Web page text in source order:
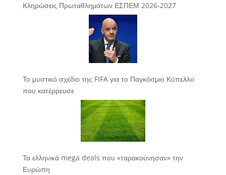
Κληρώσεις Πρωταθλημάτων ΕΣΠΕΜ 2026-2027
Το μυστικό σχέδιο της FIFA για το Παγκόσμιο Κύπελλο
που κατέρρευσε
Τα ελληνικά mega deals που «ταρακούνησαν» την
Ευρώπη